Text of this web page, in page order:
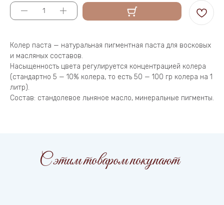
Колер паста — натуральная пигментная паста для восковых
и масляных составов.
Насыщенность цвета регулируется концентрацией колера
(стандартно 5 — 10% колера, то есть 50 — 100 гр колера на 1
литр).
Состав: стандолевое льняное масло, минеральные пигменты.
С этим товаром покупают